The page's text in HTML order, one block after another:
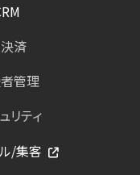
済
管理
リティ
/集客